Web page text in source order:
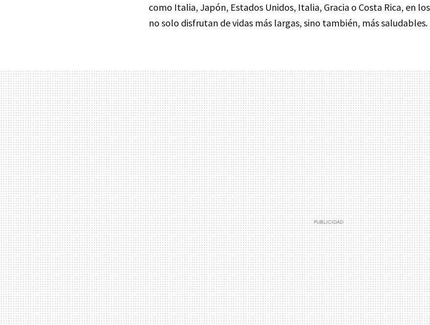
como Italia, Japón, Estados Unidos, Italia, Gracia o Costa Rica, en
no solo disfrutan de vidas más largas, sino también, más saludables.